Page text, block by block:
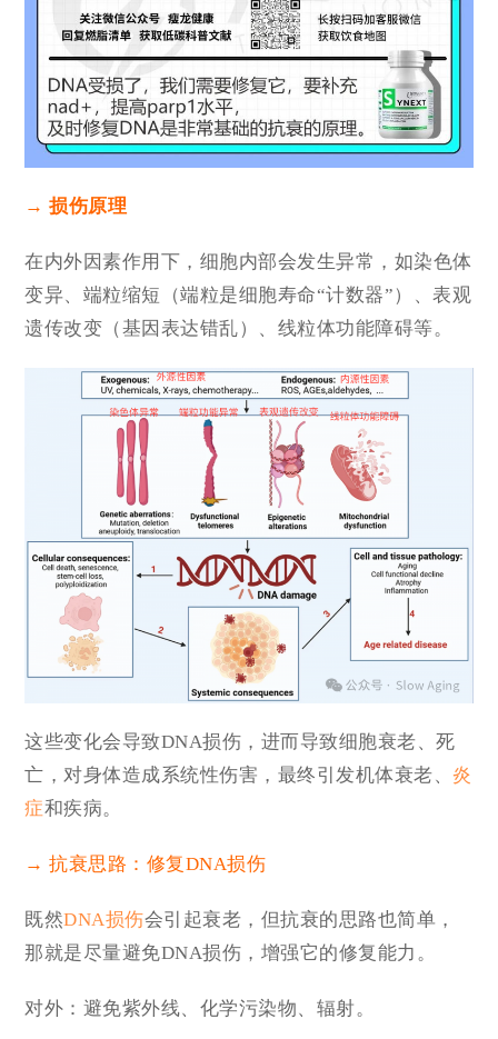
→ 损伤原理
在内外因素作用下，细胞内部会发生异常，如染色体
变异、端粒缩短（端粒是细胞寿命“计数器”）、表观
遗传改变（基因表达错乱）、线粒体功能障碍等。
这些变化会导致DNA损伤，进而导致细胞衰老、死
亡，对身体造成系统性伤害，最终引发机体衰老、炎
症和疾病。
→ 抗衰思路：修复DNA损伤
既然DNA损伤会引起衰老，但抗衰的思路也简单，
那就是尽量避免DNA损伤，增强它的修复能力。
对外：避免紫外线、化学污染物、辐射。